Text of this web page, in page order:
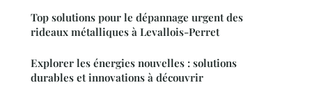
Top solutions pour le dépannage urgent des
rideaux métalliques à Levallois-Perret
Explorer les énergies nouvelles : solutions
durables et innovations à découvrir